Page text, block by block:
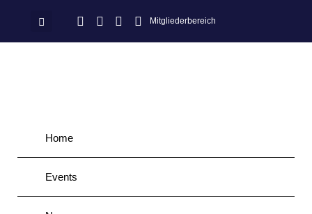
Mitgliederbereich
Home
Events